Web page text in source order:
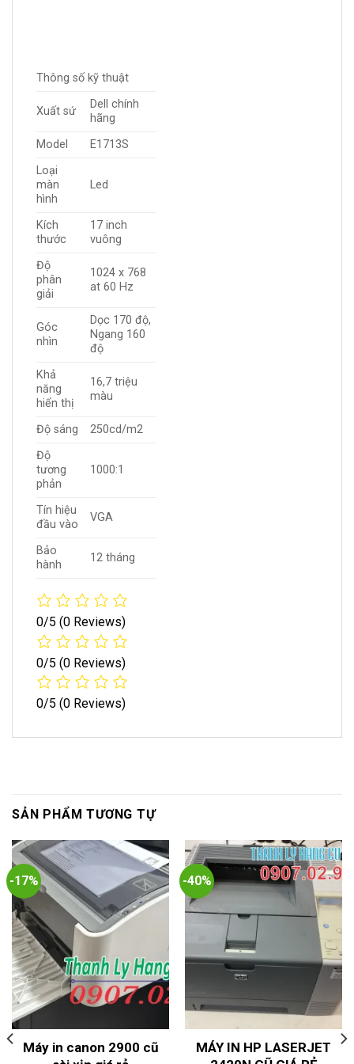
Thông số kỹ thuật
Xuất sứ
Dell chính
hãng
Model
E1713S
Loại
màn
hình
Led
Kích
thước
17 inch
vuông
Độ
phân
giải
1024 x 768
at 60 Hz
Góc
nhìn
Dọc 170 độ,
Ngang 160
độ
Khả
năng
hiển thị
16,7 triệu
màu
Độ sáng
250cd/m2
Độ
tương
phản
1000:1
Tín hiệu
đầu vào
VGA
Bảo
hành
12 tháng
0/5 (0 Reviews)
0/5 (0 Reviews)
0/5 (0 Reviews)
SẢN PHẨM TƯƠNG TỰ
-17%
Máy in canon 2900 cũ
-40%
MÁY IN HP LASERJET